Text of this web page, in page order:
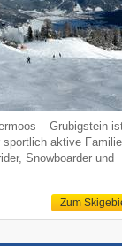
– Grubigstein
sportlich aktive
Snowboarder und
Zum